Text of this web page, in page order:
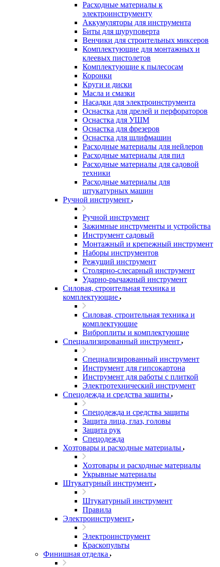
Расходные материалы к
электроинструменту
Аккумуляторы для инструмента
Биты для шуруповерта
Венчики для строительных миксеров
Комплектующие для монтажных и
клеевых пистолетов
Комплектующие к пылесосам
Коронки
Круги и диски
Масла и смазки
Насадки для электроинструмента
Оснастка для дрелей и перфораторов
Оснастка для УШМ
Оснастка для фрезеров
Оснастка для шлифмашин
Расходные материалы для нейлеров
Расходные материалы для пил
Расходные материалы для садовой
техники
Расходные материалы для
штукатурных машин
Ручной инструмент
Ручной инструмент
Зажимные инструменты и устройства
Инструмент садовый
Монтажный и крепежный инструмент
Наборы инструментов
Режущий инструмент
Столярно-слесарный инструмент
Ударно-рычажный инструмент
Силовая, строительная техника и
комплектующие
Силовая, строительная техника и
комплектующие
Виброплиты и комплектующие
Специализированный инструмент
Специализированный инструмент
Инструмент для гипсокартона
Инструмент для работы с плиткой
Электротехнический инструмент
Спецодежда и средства защиты
Спецодежда и средства защиты
Защита лица, глаз, головы
Защита рук
Спецодежда
Хозтовары и расходные материалы
Хозтовары и расходные материалы
Укрывные материалы
Штукатурный инструмент
Штукатурный инструмент
Правила
Электроинструмент
Электроинструмент
Краскопульты
Финишная отделка